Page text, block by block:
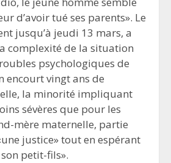
d’avoir tué ses parents». Le
jusqu’à jeudi 13 mars, a
complexité de la situation
psychologiques de
encourt vingt ans de
la minorité impliquant
sévères que pour les
mère maternelle, partie
justice» tout en espérant
petit-fils».